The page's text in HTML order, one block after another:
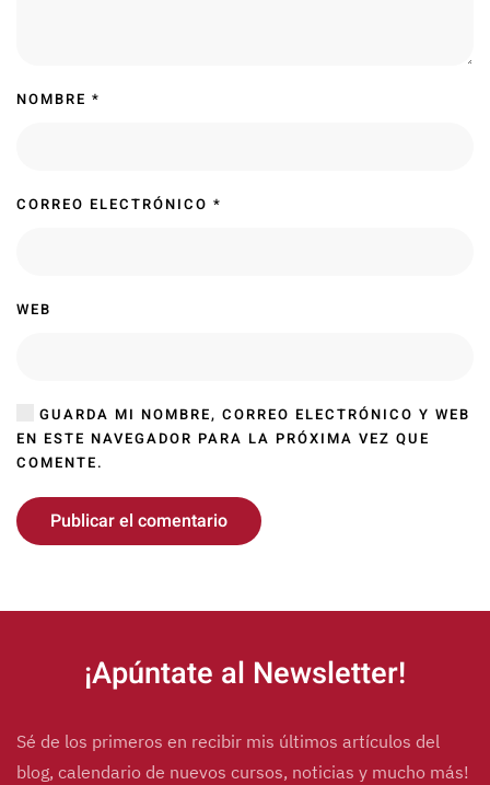
NOMBRE *
CORREO ELECTRÓNICO *
WEB
GUARDA MI NOMBRE, CORREO ELECTRÓNICO Y WEB
EN ESTE NAVEGADOR PARA LA PRÓXIMA VEZ QUE
COMENTE.
Publicar el comentario
¡Apúntate al Newsletter!
Sé de los primeros en recibir mis últimos artículos del
blog, calendario de nuevos cursos, noticias y mucho más!